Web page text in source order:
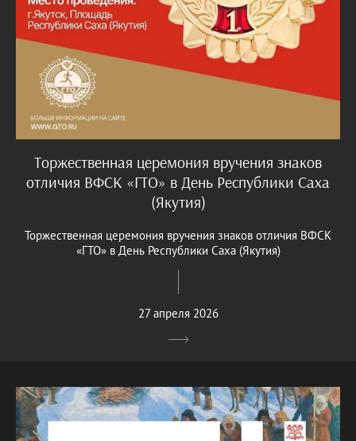
Торжественная церемония вручения знаков
отличия ВФСК «ГТО» в День Республики Саха
(Якутия)
Торжественная церемония вручения знаков отличия ВФСК
«ГТО» в День Республики Саха (Якутия)
27 апреля 2026